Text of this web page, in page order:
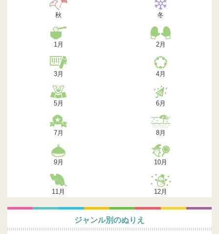
秋 冬
1月 2月
3月 4月
5月 6月
7月 8月
9月 10月
11月 12月
ジャンル別のぬりえ